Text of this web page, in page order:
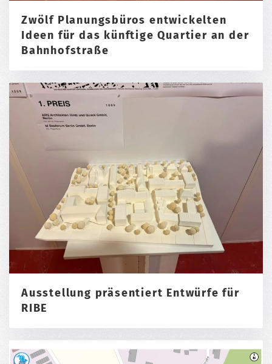
Zwölf Planungsbüros entwickelten
Ideen für das künftige Quartier an der
Bahnhofstraße
Ausstellung präsentiert Entwürfe für
RIBE